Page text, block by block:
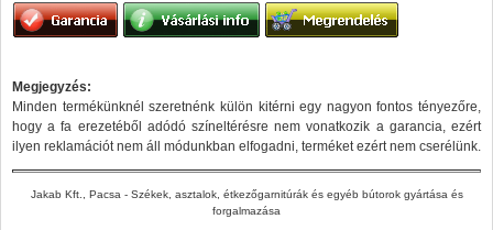
Megjegyzés:
Minden termékünknél szeretnénk külön kitérni egy nagyon fontos tényezőre,
hogy a fa erezetéből adódó színeltérésre nem vonatkozik a garancia, ezért
ilyen reklamációt nem áll módunkban elfogadni, terméket ezért nem cserélünk.
Jakab Kft., Pacsa - Székek, asztalok, étkezőgarnitúrák és egyéb bútorok gyártása és
forgalmazása